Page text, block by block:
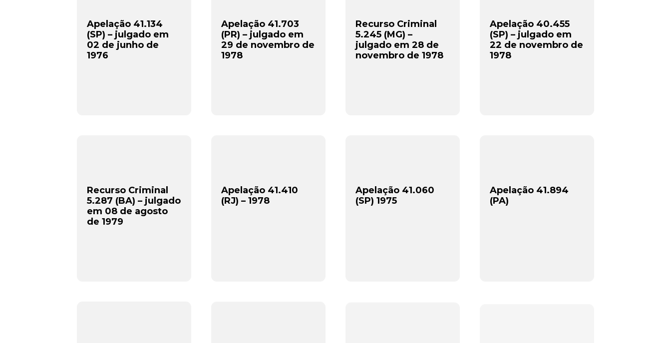
Apelação 41.134
(SP) – julgado em
02 de junho de
1976
Apelação 41.703
(PR) – julgado em
29 de novembro de
1978
Recurso Criminal
5.245 (MG) –
julgado em 28 de
novembro de 1978
Apelação 40.455
(SP) – julgado em
22 de novembro de
1978
Recurso Criminal
5.287 (BA) – julgado
em 08 de agosto
de 1979
Apelação 41.410
(RJ) – 1978
Apelação 41.060
(SP) 1975
Apelação 41.894
(PA)